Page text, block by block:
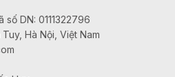
DN: 0111322796
Hà Nội, Việt Nam